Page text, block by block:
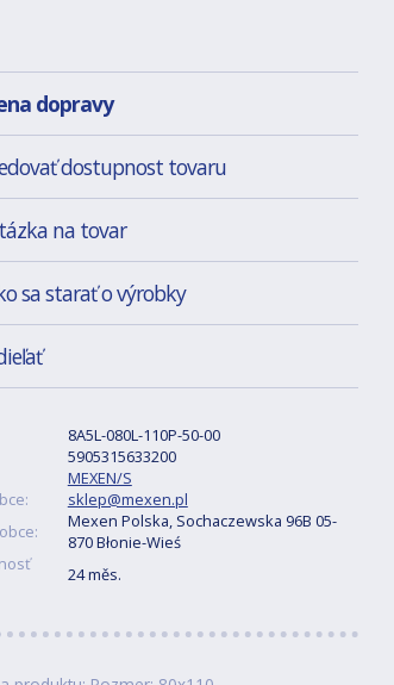
dopravy
dostupnost tovaru
na tovar
sa starať o výrobky
8A5L-080L-110P-50-00
5905315633200
MEXEN/S
sklep@mexen.pl
Mexen Polska, Sochaczewska 96B 05-
870 Błonie-Wieś
24 měs.